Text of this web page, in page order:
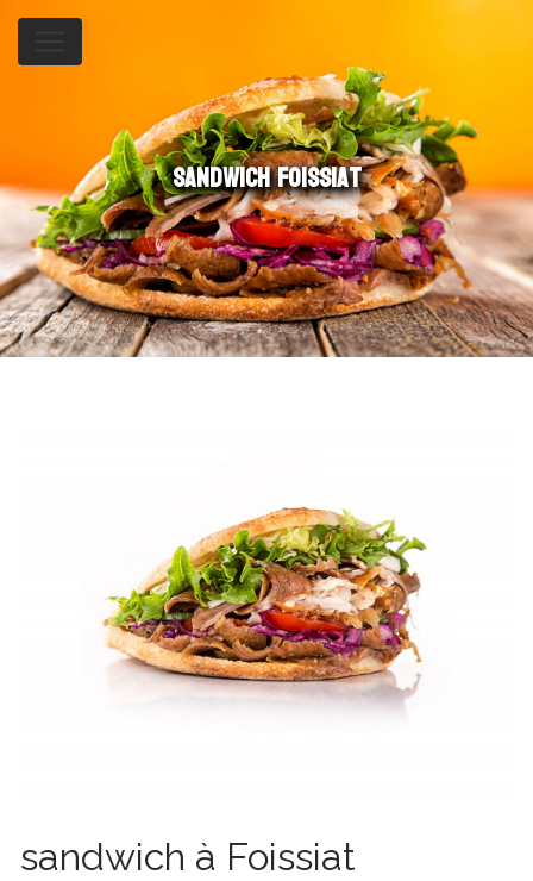
sandwich Foissiat
sandwich à Foissiat
Panneau de gestion des cookies